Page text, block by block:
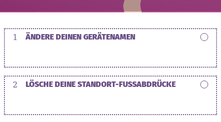
1 ÄNDERE DEINEN GERÄTENAMEN
2 LÖSCHE DEINE STANDORT-FUSSABDRÜCKE